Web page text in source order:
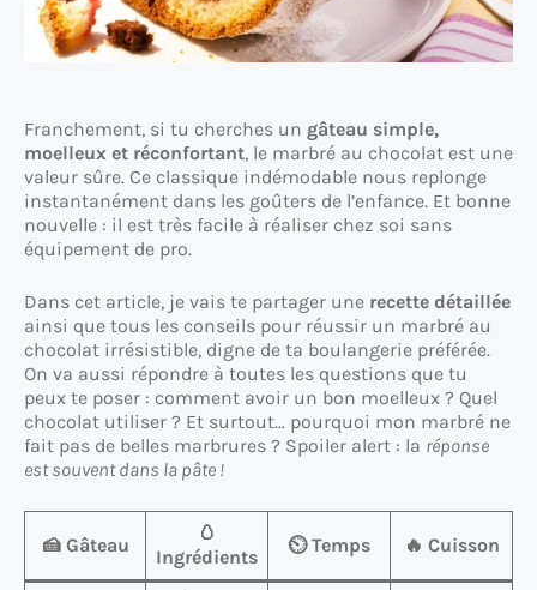
Franchement, si tu cherches un gâteau simple,
moelleux et réconfortant, le marbré au chocolat est une
valeur sûre. Ce classique indémodable nous replonge
instantanément dans les goûters de l’enfance. Et bonne
nouvelle : il est très facile à réaliser chez soi sans
équipement de pro.
Dans cet article, je vais te partager une recette détaillée
ainsi que tous les conseils pour réussir un marbré au
chocolat irrésistible, digne de ta boulangerie préférée.
On va aussi répondre à toutes les questions que tu
peux te poser : comment avoir un bon moelleux ? Quel
chocolat utiliser ? Et surtout… pourquoi mon marbré ne
fait pas de belles marbrures ? Spoiler alert : la réponse
est souvent dans la pâte !
🍰 Gâteau
🥚
Ingrédients
⏲️ Temps 🔥 Cuisson